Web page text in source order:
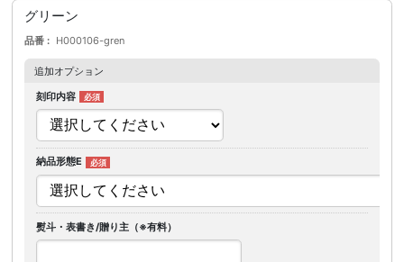
グリーン
品番 H000106-gren
追加オプション
刻印内容
納品形態E
熨斗・表書き/贈り主（※有料）